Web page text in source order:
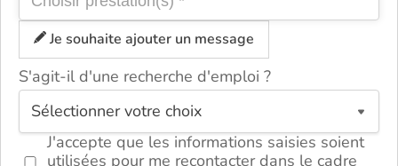
Je souhaite ajouter un message
S'agit-il d'une recherche d'emploi ?
J'accepte que les informations saisies soient
utilisées pour me recontacter dans le cadre
ou